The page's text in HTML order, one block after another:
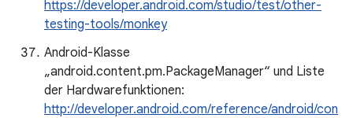
https://developer.android.com/studio/test/other-
testing-tools/monkey
Android-Klasse
„android.content.pm.PackageManager“ und Liste
der Hardwarefunktionen:
http://developer.android.com/reference/android/con